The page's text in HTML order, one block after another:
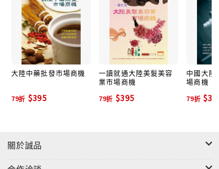
大陸中藥批發市場商機
79折 $395
一讀就通大陸美髮美容
業市場商機
79折 $395
中國大陸
場商機
79折
關於誠品